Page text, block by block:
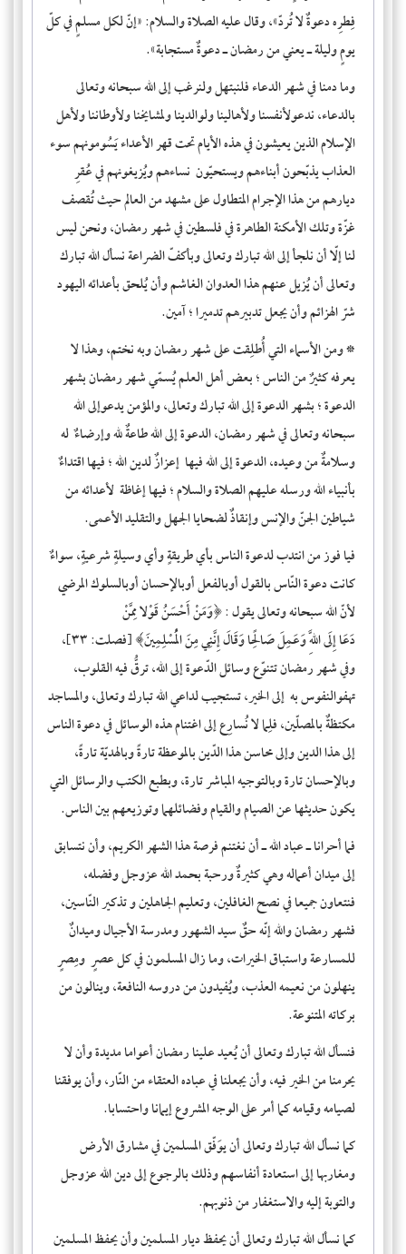
فِطرِه دعوةٌ لا تُردّ»، وقال عليه الصلاة والسلام: «إنّ لكل مسلمٍ في كلّ
يومٍ وليلة ـ يعني من رمضان ـ دعوةٌ مستجابة».
وما دمنا في شهر الدعاء فلنبتهل ولنرغب إلى الله سبحانه وتعالى
بالدعاء، ندعولأنفسنا ولأهالينا ولوالدينا ولمشايخنا ولأوطاننا ولأهل
الإسلام الذين يعيشون في هذه الأيام تحت قهر الأعداء يَسُومونهم سوء
العذاب يذبّحون أبناءهم ويستحيّون نساءهم ويُزيغونهم في عُقرِ
ديارهم من هذا الإجرام المتطاول على مشهد من العالم حيث تُقصف
غزّة وتلك الأمكنة الطاهرة في فلسطين في شهر رمضان، ونحن ليس
لنا إلّا أن نلجأ إلى الله تبارك وتعالى وبأكفّ الضراعة نسأل الله تبارك
وتعالى أن يُزيل عنهم هذا العدوان الغاشم وأن يُلحق بأعدائه اليهود
شرّ الهزائم وأن يجعل تدبيرهم تدميرا ؛ آمين.
* ومن الأسماء التي أُطلِقت على شهر رمضان وبه نختم، وهذا لا
يعرفه كثيرٌ من الناس ؛ بعض أهل العلم يُسمّي شهر رمضانبشهر
الدعوة؛ بشهر الدعوة إلى الله تبارك وتعالى، والمؤمن يدعوإلى الله
سبحانه وتعالى في شهر رمضان، الدعوة إلى الله طاعةٌ لله وإرضاءٌ له
وسلامةٌ من وعيده، الدعوة إلى الله فيها إعزازٌ لدين الله ؛ فيها اقتداءٌ
بأنبياء الله ورسله عليهم الصلاة والسلام ؛ فيها إغاظة لأعدائه من
شياطين الجنّ والإنس وإنقاذٌ لضحايا الجهل والتقليد الأعمى.
فيا فوز من انتدب لدعوة الناس بأي طريقةٍ وأي وسيلةٍ شرعيةٍ، سواءٌ
كانت دعوة النّاس بالقول أوبالفعل أوبالإحسان أوبالسلوك المرضي
لأنّ الله سبحانه وتعالى يقول : ﴿وَمَنْ أَحْسَنُ قَوْلا مِمَّنْ
دَعَا إِلَى اللَّهِ وَعَمِلَ صَالِحًا وَقَالَ إِنَّنِي مِنَ الْمُسْلِمِينَ﴾ [فصلت: ٣٣]،
وفي شهر رمضان تتنوّع وسائل الدّعوة إلى الله، ترقُّ فيه القلوب،
تهفوالنفوس به إلى الخير، تستجيب لداعي الله تبارك وتعالى، والمساجد
مكتظةٌ بالمصلّين، فلِما لا نُسارِع إلى اغتنام هذه الوسائل في دعوة الناس
إلى هذا الدين وإلى محاسن هذا الدّين بالموعظة تارةً وبالهديّة تارةً،
وبالإحسان تارة وبالتوجيه المباشر تارة، وبطبع الكتب والرسائل التي
يكون حديثها عن الصيام والقيام وفضائلهما وتوزيعهم بين الناس.
فما أحرانا ـ عباد الله ـ أن نغتنم فرصة هذا الشهر الكريم، وأن نتسابق
إلى ميدان أعماله وهي كثيرةٌ ورحبة بحمد الله عزوجل وفضله،
فنتعاون جميعا في نصح الغافلين، وتعليم الجاهلين و تذكير النّاسين،
فشهر رمضان والله إنّه حقٌ سيد الشهور ومدرسة الأجيال وميدانٌ
للمسارعة واستباق الخيرات، وما زال المسلمون في كل عصرٍ ومِصرٍ
ينهلون من نعيمه العذب، ويُفيدون من دروسه النافعة، وينالون من
بركاته المتنوعة.
فنسأل الله تبارك وتعالى أن يُعيد علينا رمضان أعواما مديدة وأن لا
يحرمنا من الخير فيه، وأن يجعلنا في عباده العتقاء من النّار، وأن يوفقنا
لصيامه وقيامه كما أمر على الوجه المشروع إيمانا واحتسابا.
كما نسأل الله تبارك وتعالى أن يوَفّق المسلمين في مشارق الأرض
ومغاربها إلى استعادة أنفاسهم وذلك بالرجوع إلى دين الله عزوجل
والتوبة إليه والاستغفار من ذنوبهم.
كما نسأل الله تبارك وتعالى أن يحفظ ديار المسلمين وأن يحفظ المسلمين